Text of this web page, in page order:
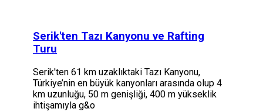
Serik'ten Tazı Kanyonu ve Rafting
Turu
Serik'ten 61 km uzaklıktaki Tazı Kanyonu,
Türkiye’nin en büyük kanyonları arasında olup 4
km uzunluğu, 50 m genişliği, 400 m yükseklik
ihtişamıyla g&o